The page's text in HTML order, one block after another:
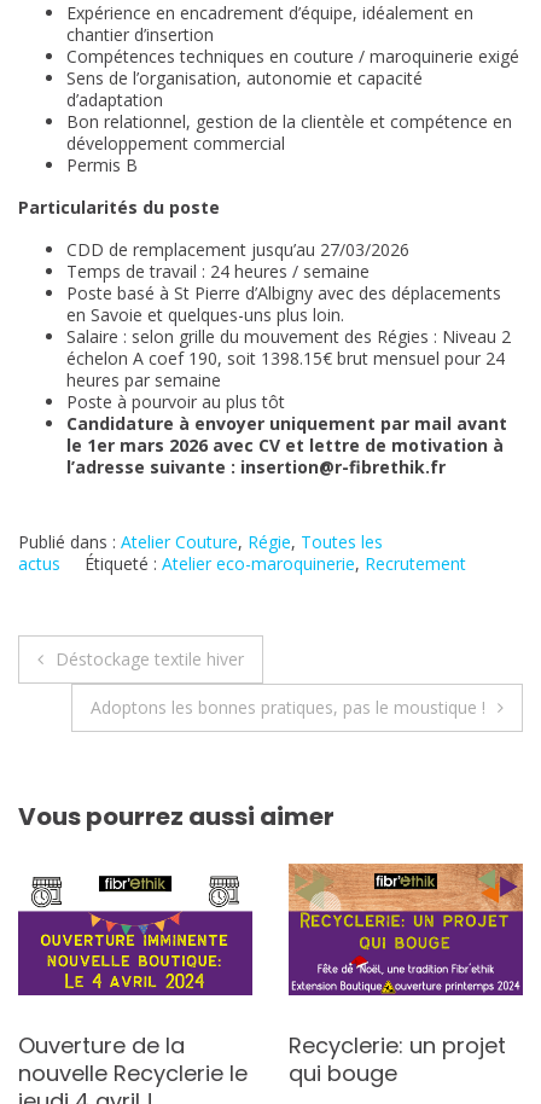
Expérience en encadrement d’équipe, idéalement en
chantier d’insertion
Compétences techniques en couture / maroquinerie exigé
Sens de l’organisation, autonomie et capacité
d’adaptation
Bon relationnel, gestion de la clientèle et compétence en
développement commercial
Permis B
Particularités du poste
CDD de remplacement jusqu’au 27/03/2026
Temps de travail : 24 heures / semaine
Poste basé à St Pierre d’Albigny avec des déplacements
en Savoie et quelques-uns plus loin.
Salaire : selon grille du mouvement des Régies : Niveau 2
échelon A coef 190, soit 1398.15€ brut mensuel pour 24
heures par semaine
Poste à pourvoir au plus tôt
Candidature à envoyer uniquement par mail avant
le 1er mars 2026 avec CV et lettre de motivation à
l’adresse suivante : insertion@r-fibrethik.fr
Publié dans : Atelier Couture, Régie, Toutes les
actus
Étiqueté : Atelier eco-maroquinerie, Recrutement
Navigation
Déstockage textile hiver
Adoptons les bonnes pratiques, pas le moustique !
Vous pourrez aussi aimer
Ouverture de la
nouvelle Recyclerie le
Recyclerie: un projet
qui bouge